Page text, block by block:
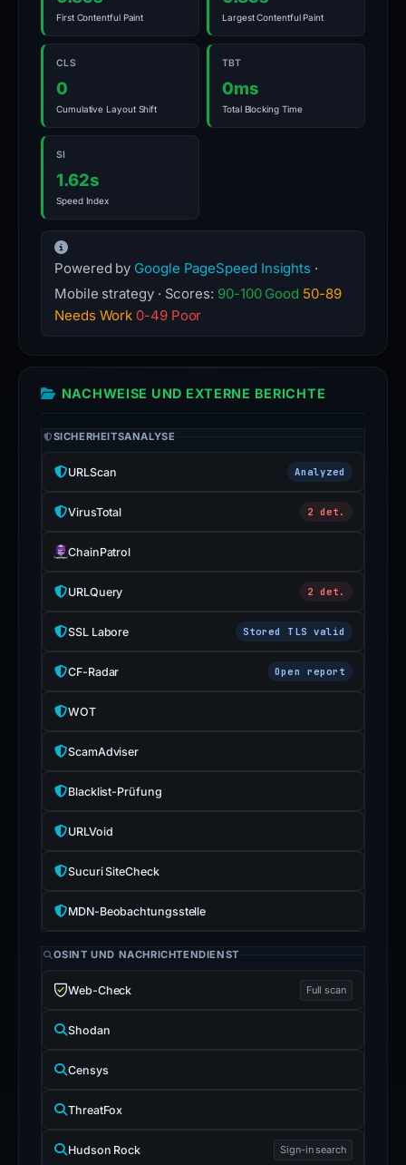
First Contentful Paint Largest Contentful Paint
CLS
0
Cumulative Layout Shift
TBT
0ms
Total Blocking Time
SI
1.62s
Speed Index
Powered by Google PageSpeed Insights ·
Mobile strategy · Scores: 90-100 Good 50-89
Needs Work 0-49 Poor
NACHWEISE UND EXTERNE BERICHTE
SICHERHEITSANALYSE
URLScan Analyzed
VirusTotal 2 det.
ChainPatrol
URLQuery 2 det.
SSL Labore Stored TLS valid
CF-Radar Open report
WOT
ScamAdviser
Blacklist-Prüfung
URLVoid
Sucuri SiteCheck
MDN-Beobachtungsstelle
OSINT UND NACHRICHTENDIENST
Web-Check Full scan
Shodan
Censys
ThreatFox
Hudson Rock Sign-in search